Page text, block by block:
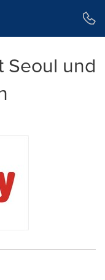
Seoul und